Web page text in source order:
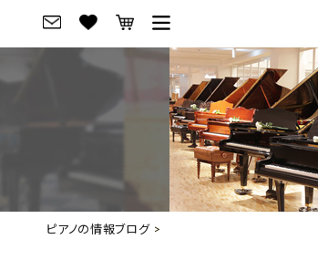
ご来店・試弾予約
ご来店・ご試弾予約
会社概要
ピアノの情報ブログ>